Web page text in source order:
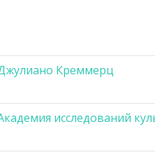
Креммерц
исследований